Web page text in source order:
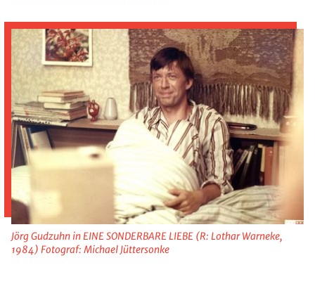
Jörg Gudzuhn in EINE SONDERBARE LIEBE (R: Lothar Warneke,
1984) Fotograf: Michael Jüttersonke